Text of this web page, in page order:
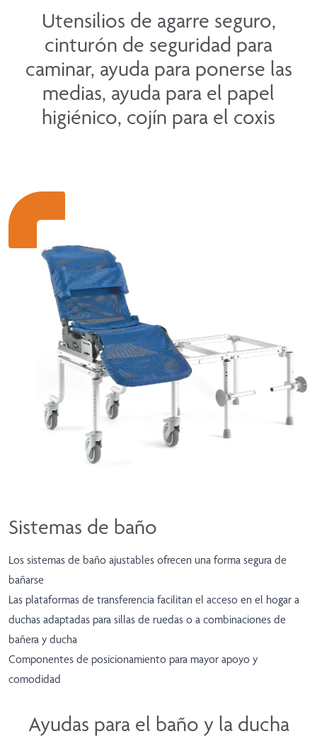
Utensilios de agarre seguro,
cinturón de seguridad para
caminar, ayuda para ponerse las
medias, ayuda para el papel
higiénico, cojín para el coxis
Sistemas de baño
Los sistemas de baño ajustables ofrecen una forma segura de
bañarse
Las plataformas de transferencia facilitan el acceso en el hogar a
duchas adaptadas para sillas de ruedas o a combinaciones de
bañera y ducha
Componentes de posicionamiento para mayor apoyo y
comodidad
Ayudas para el baño y la ducha